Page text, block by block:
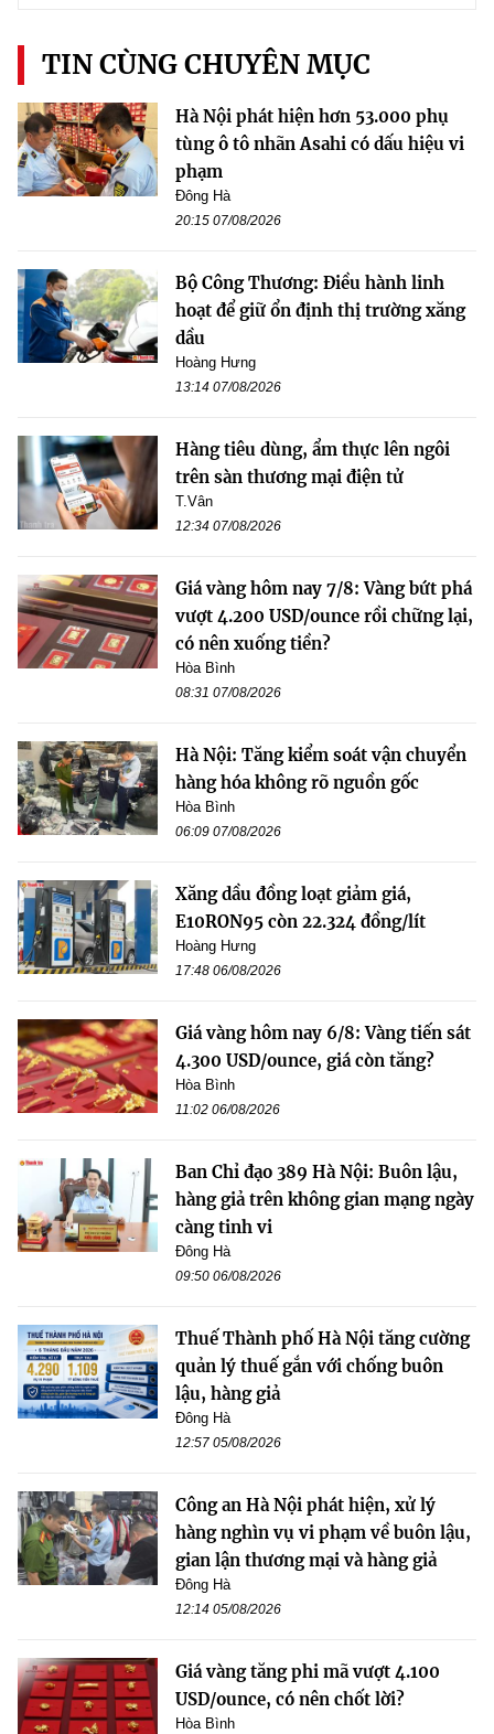
TIN CÙNG CHUYÊN MỤC
Hà Nội phát hiện hơn 53.000 phụ
tùng ô tô nhãn Asahi có dấu hiệu vi
phạm
Đông Hà
20:15 07/08/2026
Bộ Công Thương: Điều hành linh
hoạt để giữ ổn định thị trường xăng
dầu
Hoàng Hưng
13:14 07/08/2026
Hàng tiêu dùng, ẩm thực lên ngôi
trên sàn thương mại điện tử
T.Vân
12:34 07/08/2026
Giá vàng hôm nay 7/8: Vàng bứt phá
vượt 4.200 USD/ounce rồi chững lại,
có nên xuống tiền?
Hòa Bình
08:31 07/08/2026
Hà Nội: Tăng kiểm soát vận chuyển
hàng hóa không rõ nguồn gốc
Hòa Bình
06:09 07/08/2026
Xăng dầu đồng loạt giảm giá,
E10RON95 còn 22.324 đồng/lít
Hoàng Hưng
17:48 06/08/2026
Giá vàng hôm nay 6/8: Vàng tiến sát
4.300 USD/ounce, giá còn tăng?
Hòa Bình
11:02 06/08/2026
Ban Chỉ đạo 389 Hà Nội: Buôn lậu,
hàng giả trên không gian mạng ngày
càng tinh vi
Đông Hà
09:50 06/08/2026
Thuế Thành phố Hà Nội tăng cường
quản lý thuế gắn với chống buôn
lậu, hàng giả
Đông Hà
12:57 05/08/2026
Công an Hà Nội phát hiện, xử lý
hàng nghìn vụ vi phạm về buôn lậu,
gian lận thương mại và hàng giả
Đông Hà
12:14 05/08/2026
Giá vàng tăng phi mã vượt 4.100
USD/ounce, có nên chốt lời?
Hòa Bình